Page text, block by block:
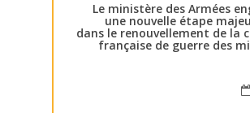
Le ministère des Armées
une nouvelle étape
dans le renouvellement de la
française de guerre des